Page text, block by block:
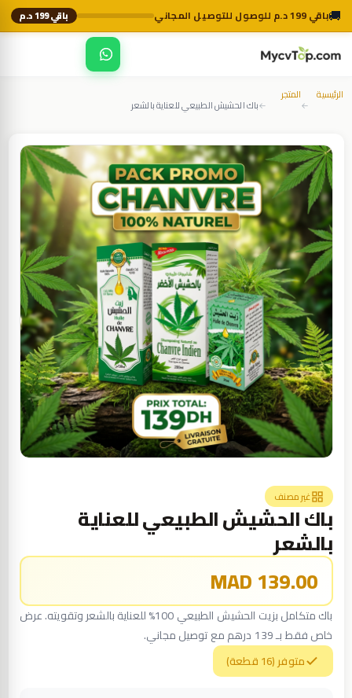
🚚باقي 199 د.م للوصول للتوصيل المجاني باقي 199 د.م
MycvTop
الرئيسية
←
المتجر
←باك الحشيش الطبيعي للعناية بالشعر
غير مصنف
باك الحشيش الطبيعي للعناية
بالشعر
139.00 MAD
باك متكامل بزيت الحشيش الطبيعي 100% للعناية بالشعر وتقويته. عرض
خاص فقط بـ 139 درهم مع توصيل مجاني.
متوفر (16 قطعة)